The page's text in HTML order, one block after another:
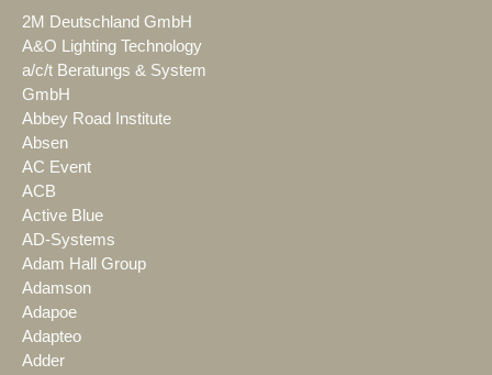
2M Deutschland GmbH
A&O Lighting Technology
a/c/t Beratungs & System
GmbH
Abbey Road Institute
Absen
AC Event
ACB
Active Blue
AD-Systems
Adam Hall Group
Adamson
Adapoe
Adapteo
Adder